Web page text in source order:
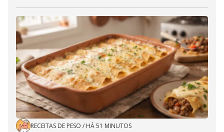
RECEITAS DE PESO / HÁ 51 MINUTOS